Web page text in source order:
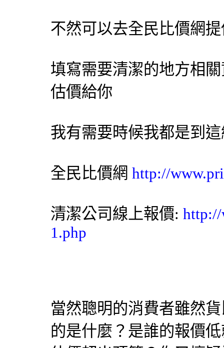
不然可以去全民比價網
填寫需要清潔的地方相
估價給你
我有需要時候我都是到
全民比價網 http://
清潔公司線上報價: http://
1.php
當然聰明的消費者雖然
的是什麼？是誰的報價